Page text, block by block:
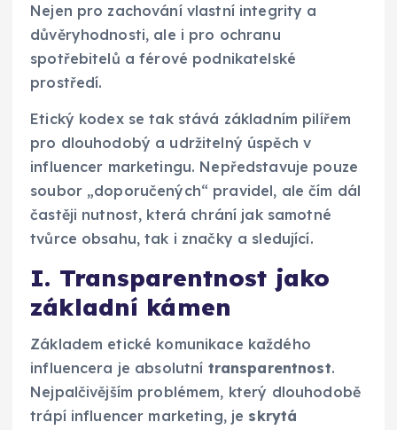
Nejen pro zachování vlastní integrity a
důvěryhodnosti, ale i pro ochranu
spotřebitelů a férové podnikatelské
prostředí.
Etický kodex se tak stává základním pilířem
pro dlouhodobý a udržitelný úspěch v
influencer marketingu. Nepředstavuje pouze
soubor „doporučených“ pravidel, ale čím dál
častěji nutnost, která chrání jak samotné
tvůrce obsahu, tak i značky a sledující.
I. Transparentnost jako
základní kámen
Základem etické komunikace každého
influencera je absolutní transparentnost.
Nejpalčivějším problémem, který dlouhodobě
trápí influencer marketing, je skrytá